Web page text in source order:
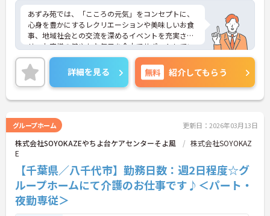
あずみ苑では、「こころの元気」をコンセプトに、
心身を豊かにするレクリエーションや美味しいお食
事、地域社会との交流を深めるイベントを充実さ
せ、お客様の健やかな毎日を全力でサポートしてい
ます。
「職員のはたらきやすい職場づくり」にも力をいれ
ており、ワークライフバランスを大切にしていま
す。社内外研修制度も充実しておりスキルアップも
目指せます。ご興味のある方は是非お気軽にお問い
詳細を見る 無料 紹介してもらう
グループホーム 更新日：2026年03月13日
株式会社SOYOKAZEやちよ台ケアセンターそよ風
株式会社SOYOKAZ
E
【千葉県／八千代市】勤務日数：週2日程度☆グ
ループホームにて介護のお仕事です♪＜パート・
夜勤専従＞